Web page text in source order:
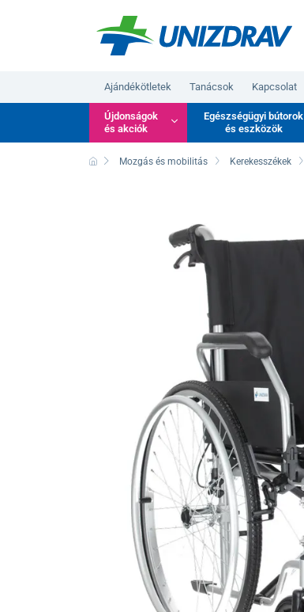
Ajándékötletek Tanácsok Kapcsolat
Újdonságok
és akciók
Egészségügyi bútorok
és eszközök
Mozgás és mobilitás Kerekesszékek